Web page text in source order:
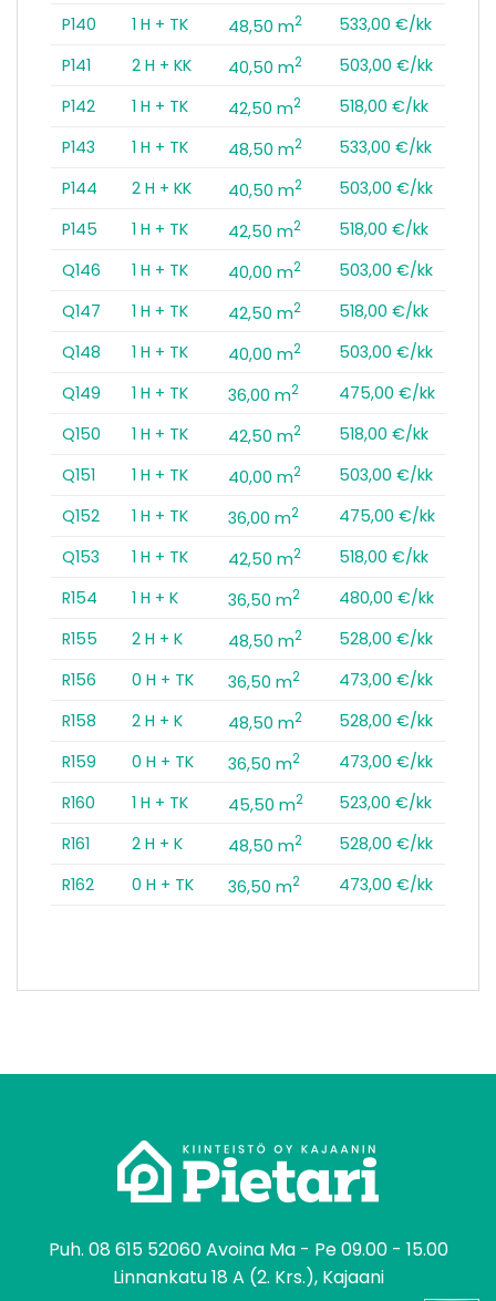
P140
1 H + TK 48,50 m2
533,00 €/kk
P141
2 H + KK 40,50 m2
503,00 €/kk
P142
1 H + TK 42,50 m2
518,00 €/kk
P143
1 H + TK 48,50 m2
533,00 €/kk
P144
2 H + KK 40,50 m2
503,00 €/kk
P145
1 H + TK 42,50 m2
518,00 €/kk
Q146
1 H + TK 40,00 m2
503,00 €/kk
Q147
1 H + TK 42,50 m2
518,00 €/kk
Q148
1 H + TK 40,00 m2
503,00 €/kk
Q149
1 H + TK 36,00 m2
475,00 €/kk
Q150
1 H + TK 42,50 m2
518,00 €/kk
Q151
1 H + TK 40,00 m2
503,00 €/kk
Q152
1 H + TK 36,00 m2
475,00 €/kk
Q153
1 H + TK 42,50 m2
518,00 €/kk
R154
1 H + K 36,50 m2
480,00 €/kk
R155
2 H + K 48,50 m2
528,00 €/kk
R156
0 H + TK 36,50 m2
473,00 €/kk
R158
2 H + K 48,50 m2
528,00 €/kk
R159
0 H + TK 36,50 m2
473,00 €/kk
R160
1 H + TK 45,50 m2
523,00 €/kk
R161
2 H + K 48,50 m2
528,00 €/kk
R162
0 H + TK 36,50 m2 473,00 €/kk
Puh. 08 615 52060Avoina Ma - Pe 09.00 - 15.00
Linnankatu 18 A (2. Krs.), Kajaani